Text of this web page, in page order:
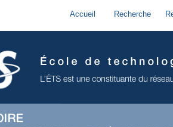
Accueil Recherche